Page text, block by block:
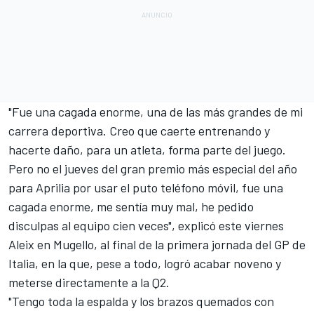
"Fue una cagada enorme, una de las más grandes de mi
carrera deportiva. Creo que caerte entrenando y
hacerte daño, para un atleta, forma parte del juego.
Pero no el jueves del gran premio más especial del año
para Aprilia por usar el puto teléfono móvil, fue una
cagada enorme, me sentía muy mal, he pedido
disculpas al equipo cien veces", explicó este viernes
Aleix en Mugello, al final de la primera jornada del GP de
Italia, en la que, pese a todo, logró acabar noveno y
meterse directamente a la Q2.
"Tengo toda la espalda y los brazos quemados con